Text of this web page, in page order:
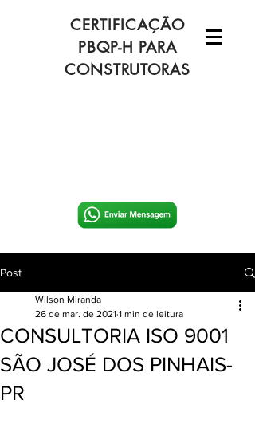
CERTIFICAÇÃO
PBQP-H PARA
CONSTRUTORAS
Post
CONSULTORIA ISO 9001
SÃO JOSÉ DOS PINHAIS-
PR
Wilson Miranda
26 de mar. de 2021 1 min de leitura